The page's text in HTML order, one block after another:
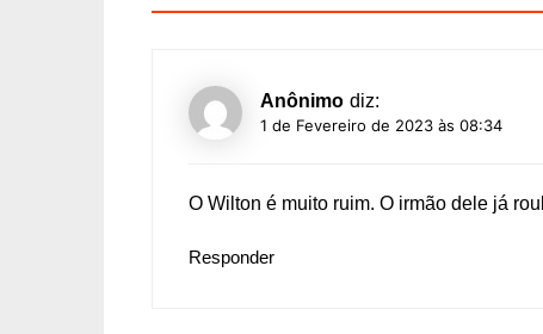
Anônimo diz:
1 de Fevereiro de 2023 às 08:34
O Wilton é muito ruim. O irmão dele já
Responder